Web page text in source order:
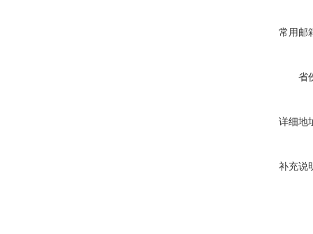
常用邮
省
详细地
补充说